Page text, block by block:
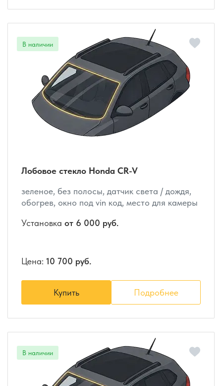
Лобовое стекло Honda CR-V
зеленое, без полосы, датчик света / дождя,
обогрев, окно под vin код, место для камеры
Установка от 6 000 руб.
Цена: 10 700 руб.
Купить Подробнее